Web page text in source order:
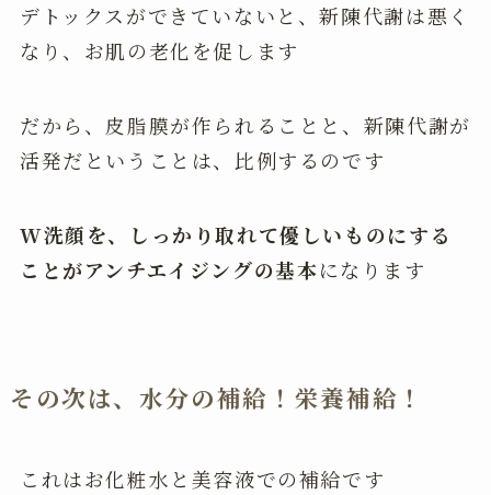
デトックスができていないと、新陳代謝は悪く
なり、お肌の老化を促します
だから、皮脂膜が作られることと、新陳代謝が
活発だということは、比例するのです
W洗顔を、しっかり取れて優しいものにする
ことがアンチエイジングの基本になります
その次は、水分の補給！栄養補給！
これはお化粧水と美容液での補給です